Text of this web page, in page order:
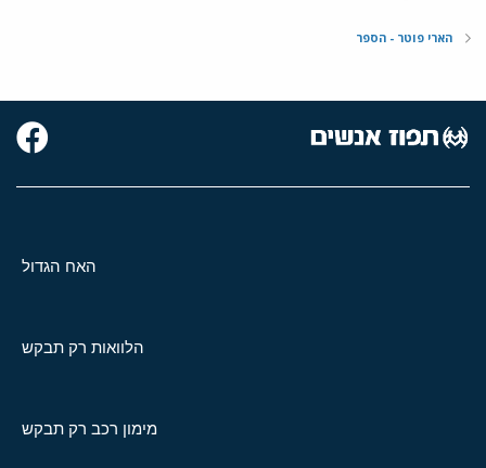
הארי פוטר - הספר
האח הגדול
הלוואות רק תבקש
מימון רכב רק תבקש